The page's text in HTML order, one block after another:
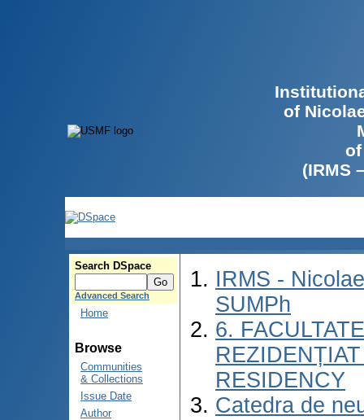
of
(IRMS
Search DSpace
Advanced Search
Home
Browse
Communities
& Collections
Issue Date
Author
IRMS -
SUMPh
6.
RESIDENCY
Catedra de